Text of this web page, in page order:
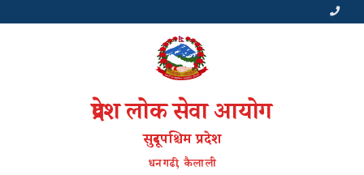
प्रदेश लोक सेवा आयोग
सुदूरपश्चिम प्रदेश
धनगढी, कैलाली